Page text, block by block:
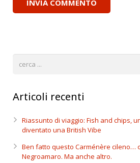
Articoli recenti
Riassunto di viaggio: Fish and chips,
diventato una British Vibe
Ben fatto questo Carménère cileno…
Negroamaro. Ma anche altro.